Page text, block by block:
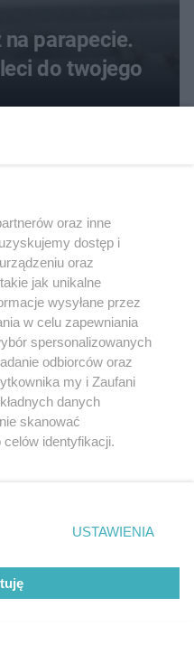
parapecie.
do twojego
a za
oraz inne
dostęp i
oraz
jak unikalne
wysyłane przez
w celu zapewniania
spersonalizowanych
odbiorców oraz
my i Zaufani
danych
skanować
identyfikacji.
ustawień prywatności
rogu strony
wymagają zgody
się takiemu
miały zastosowanie tylko
USTAWIENIA